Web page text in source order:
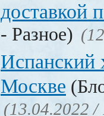
доставкой
- Разное)
Испанский
Москве
(13.04.2022 /